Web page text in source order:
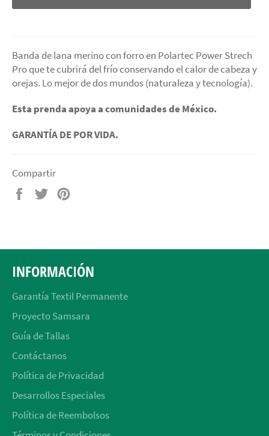
Banda de lana merino con forro en Polartec Power Strech
Pro que te cubrirá del frío conservando el calor de cabeza y
orejas. Lo mejor de dos mundos (naturaleza y tecnología).
Esta prenda apoya a comunidades de México.
GARANTÍA DE POR VIDA.
Compartir
Compartir
Tuitear
INFORMACIÓN
Garantía Textil Permanente
Proyecto Samsara
Guía de Tallas
Contáctanos
Política de Privacidad
Desarrollos Especiales
Política de Reembolsos